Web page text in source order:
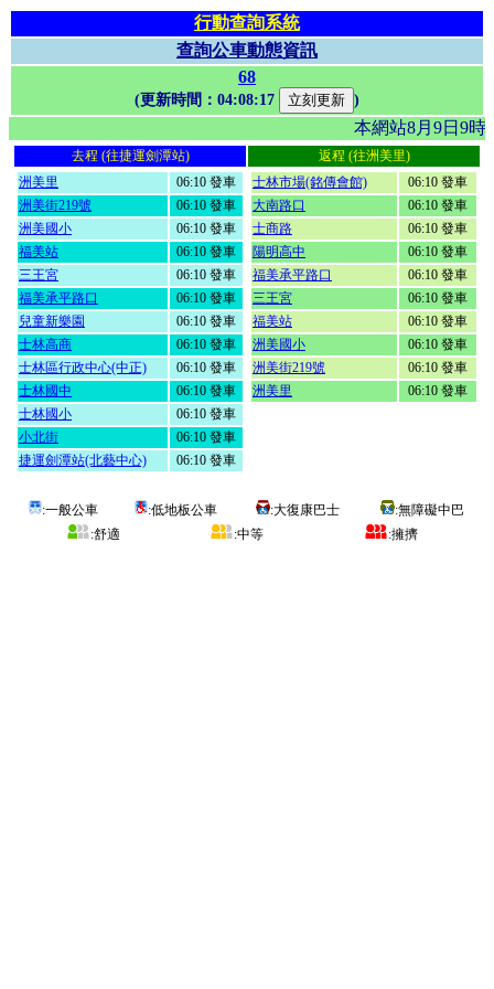
行動查詢系統
查詢公車動態資訊
68
(更新時間： 04:08:17 )
本網站8月9日9
去程 (往捷運劍潭站)
返程 (往洲美里)
洲美里
06:10 發車
洲美街219號
06:10 發車
洲美國小
06:10 發車
福美站
06:10 發車
三王宮
06:10 發車
福美承平路口
06:10 發車
兒童新樂園
06:10 發車
士林高商
06:10 發車
士林區行政中心(中正)
06:10 發車
士林國中
06:10 發車
士林國小
06:10 發車
小北街
06:10 發車
捷運劍潭站(北藝中心)
06:10 發車
士林市場(銘傳會館)
06:10 發車
大南路口
06:10 發車
士商路
06:10 發車
陽明高中
06:10 發車
福美承平路口
06:10 發車
三王宮
06:10 發車
福美站
06:10 發車
洲美國小
06:10 發車
洲美街219號
06:10 發車
洲美里
06:10 發車
:一般公車 :低地板公車 :大復康巴士
:無障礙中巴
:舒適
:中等 :擁擠